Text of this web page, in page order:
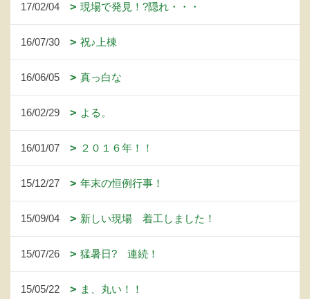
17/02/04 現場で発見！?隠れ・・・
16/07/30 祝♪上棟
16/06/05 真っ白な
16/02/29 よる。
16/01/07 ２０１６年！！
15/12/27 年末の恒例行事！
15/09/04 新しい現場 着工しました！
15/07/26 猛暑日? 連続！
15/05/22 ま、丸い！！